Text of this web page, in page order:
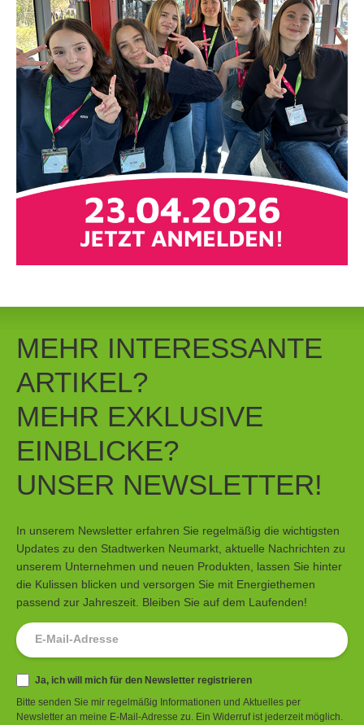
MEHR INTERESSANTE
ARTIKEL?
MEHR EXKLUSIVE
EINBLICKE?
UNSER NEWSLETTER!
In unserem Newsletter erfahren Sie regelmäßig die wichtigsten
Updates zu den Stadtwerken Neumarkt, aktuelle Nachrichten zu
unserem Unternehmen und neuen Produkten, lassen Sie hinter
die Kulissen blicken und versorgen Sie mit Energiethemen
passend zur Jahreszeit. Bleiben Sie auf dem Laufenden!
Newsletter
Ja, ich will mich für den Newsletter registrieren
Bitte senden Sie mir regelmäßig Informationen und Aktuelles per
Newsletter an meine E-Mail-Adresse zu. Ein Widerruf ist jederzeit möglich.